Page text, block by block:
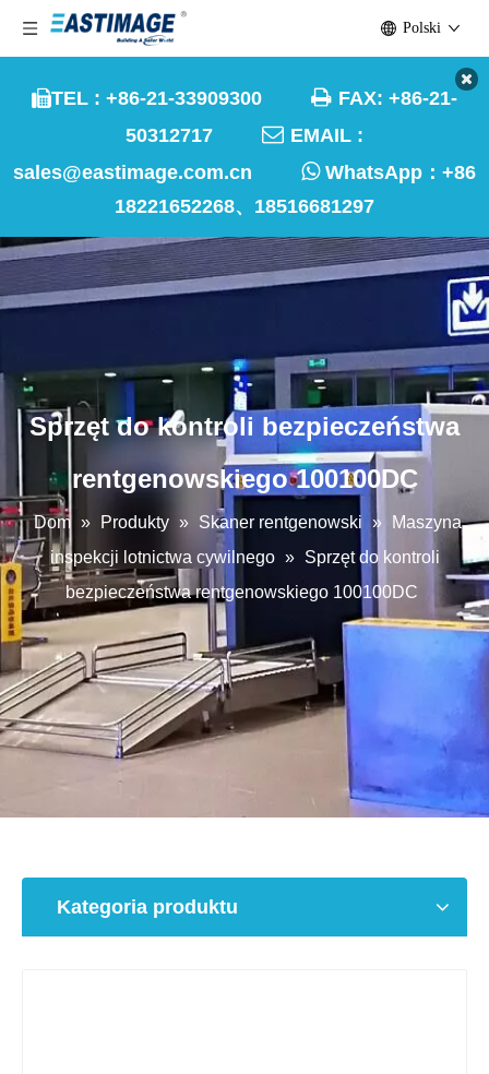
TEL : +86-21-33909300  FAX: +86-21-
50312717  EMAIL :
sales@eastimage.com.cn
WhatsApp： +86
18221652268、18516681297
Polski
Sprzęt do kontroli bezpieczeństwa
rentgenowskiego 100100DC
Dom » Produkty » Skaner rentgenowski »
Maszyna
inspekcji lotnictwa cywilnego » Sprzęt do kontroli
bezpieczeństwa rentgenowskiego 100100DC
Kategoria produktu